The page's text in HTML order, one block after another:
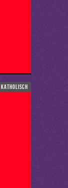
katholisch